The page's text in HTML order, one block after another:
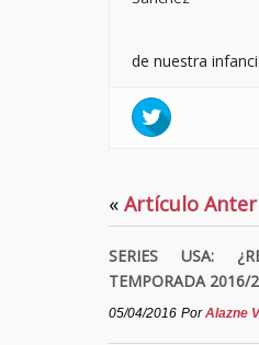
de nuestra
« Artículo
SERIES USA:
TEMPORADA 2016/
05/04/2016 PorAlazne